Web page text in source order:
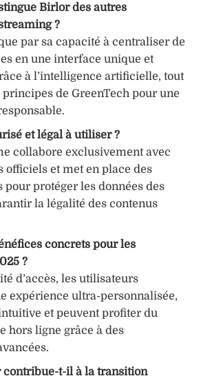
Birlor des autres
?
par sa capacité à centraliser de
en une interface unique et
à l’intelligence artificielle, tout
de GreenTech pour une
et légal à utiliser ?
collabore exclusivement avec
officiels et met en place des
pour protéger les données des
la légalité des contenus
concrets pour les
?
d’accès, les utilisateurs
expérience ultra-personnalisée,
et peuvent profiter du
hors ligne grâce à des
t-il à la transition